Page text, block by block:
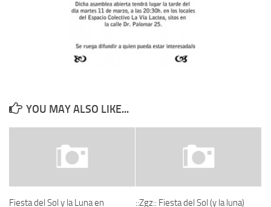
YOU MAY ALSO LIKE...
Fiesta del Sol y la Luna en
::Zgz:: Fiesta del Sol (y la luna)